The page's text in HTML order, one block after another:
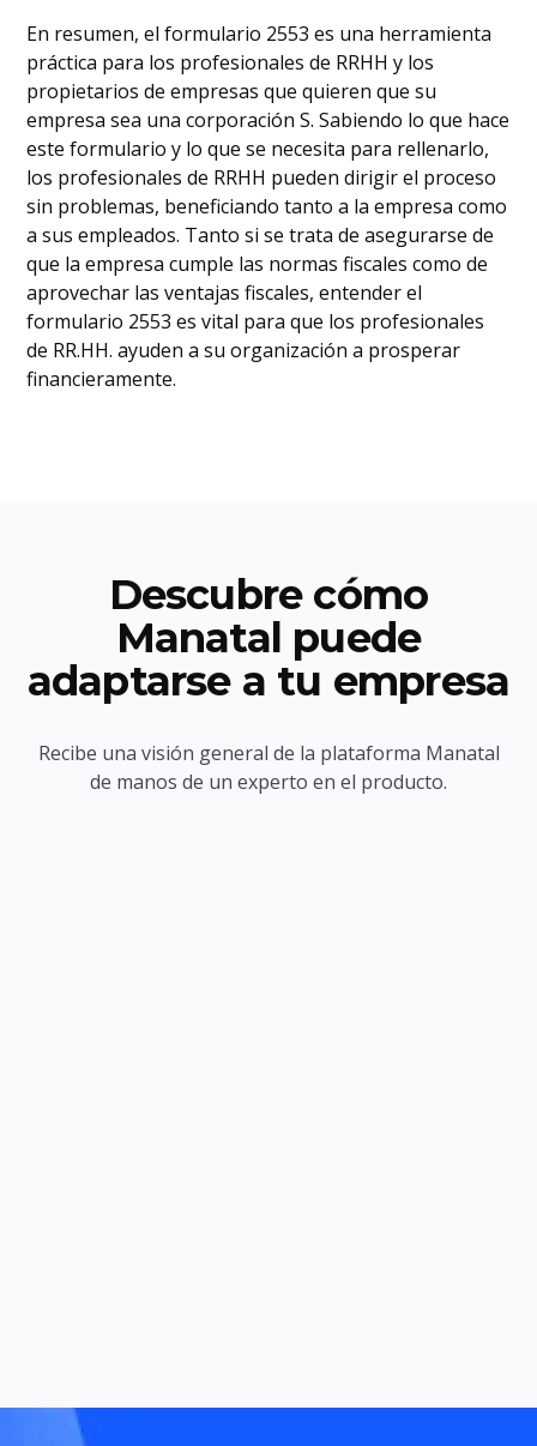
En resumen, el formulario 2553 es una herramienta
práctica para los profesionales de RRHH y los
propietarios de empresas que quieren que su
empresa sea una corporación S. Sabiendo lo que hace
este formulario y lo que se necesita para rellenarlo,
los profesionales de RRHH pueden dirigir el proceso
sin problemas, beneficiando tanto a la empresa como
a sus empleados. Tanto si se trata de asegurarse de
que la empresa cumple las normas fiscales como de
aprovechar las ventajas fiscales, entender el
formulario 2553 es vital para que los profesionales
de RR.HH. ayuden a su organización a prosperar
financieramente.
Descubre cómo
Manatal puede
adaptarse a tu empresa
Recibe una visión general de la plataforma Manatal
de manos de un experto en el producto.